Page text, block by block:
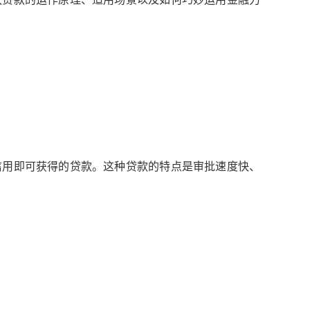
即可获得的贷款。这种贷款的特点是审批速度快、